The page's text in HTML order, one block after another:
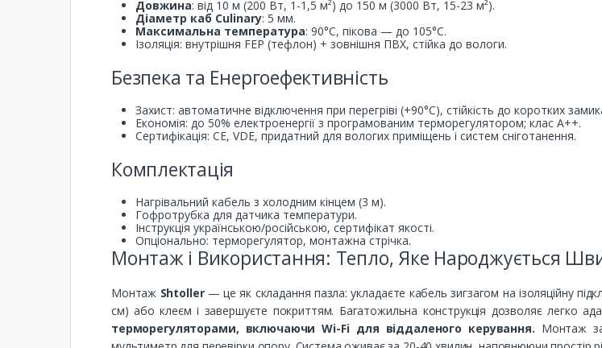
Довжина: від 10 м (200 Вт, 1-1,5 м²) до 150 м (3000 Вт, 15-23 м²).
Діаметр каб Culinary: 5 мм.
Максимальна температура: 90°C, пікова — до 105°C.
Ізоляція: внутрішня FEP (тефлон) + зовнішня ПВХ, стійка до вологи.
Безпека та Енергоефективність
Захист: автоматичне відключення при перегріві (+90°C), стійкість до коротких
Економія: до 50% електроенергії з програмованим терморегулятором; клас A++.
Сертифікація: CE, VDE, придатний для вологих приміщень і систем сніготанення.
Комплектація
Нагрівальний кабель з холодним кінцем (3 м).
Гофротрубка для датчика температури.
Інструкція українською/російською, сертифікат якості.
Опціонально: терморегулятор, монтажна стрічка.
Монтаж і Використання: Тепло, Яке Народжується
Монтаж Shtoller— це як складання пазла: укладаєте кабель зигзагом на ізоляційну
см) або клеєм і завершуєте покриттям. Багатожильна конструкція дозволяє легко
терморегуляторами, включаючи Wi-Fi для віддаленого керування. Монтаж